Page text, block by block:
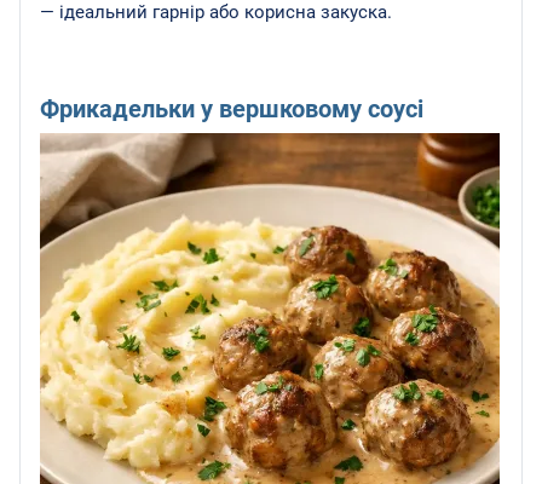
— ідеальний гарнір або корисна закуска.
Фрикадельки у вершковому соусі